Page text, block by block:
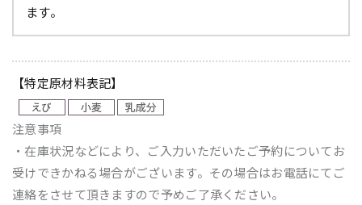
ます。
【特定原材料表記】
注意事項
・在庫状況などにより、ご入力いただいたご予約についてお
受けできかねる場合がございます。その場合はお電話にてご
連絡をさせて頂きますので予めご了承ください。